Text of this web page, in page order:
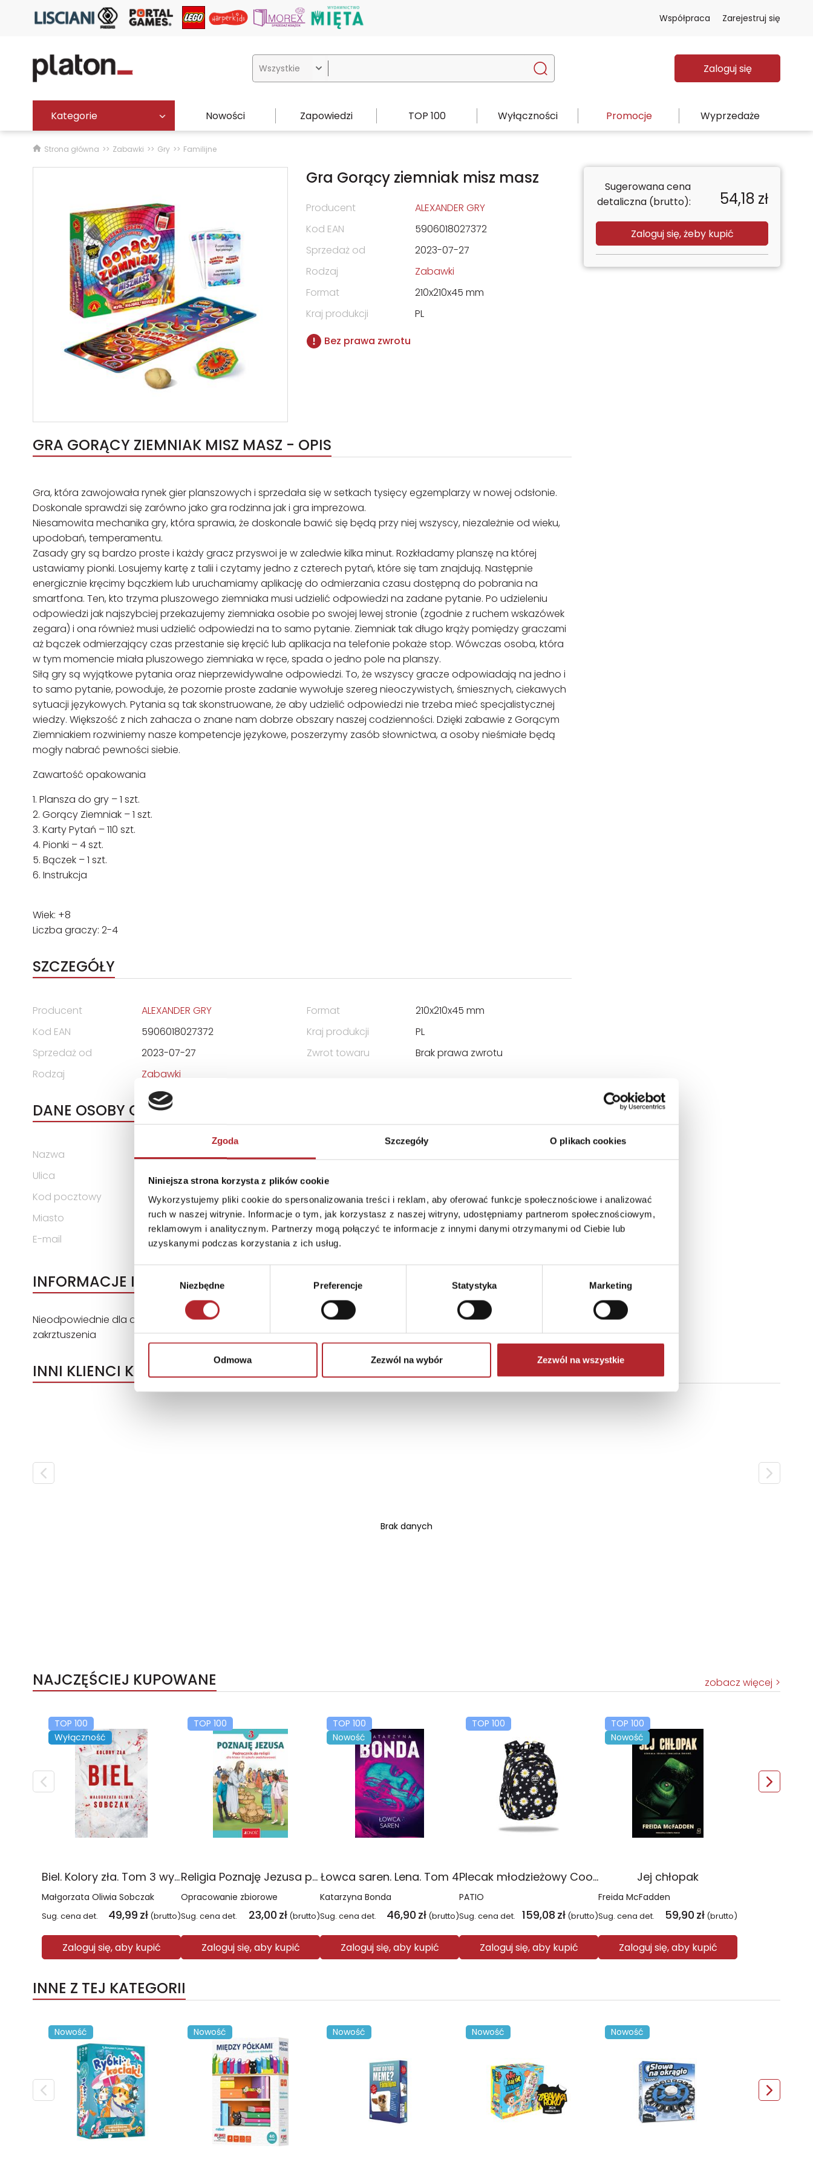
Zgoda Szczegóły O plikach cookies
Niniejsza strona korzysta z plików cookie
Wykorzystujemy pliki cookie do spersonalizowania treści i reklam, aby oferować funkcje społecznościowe i analizować
ruch w naszej witrynie. Informacje o tym, jak korzystasz z naszej witryny, udostępniamy partnerom społecznościowym,
reklamowym i analitycznym. Partnerzy mogą połączyć te informacje z innymi danymi otrzymanymi od Ciebie lub
uzyskanymi podczas korzystania z ich usług.
Niezbędne Preferencje Statystyka Marketing
Odmowa Zezwól na wybór Zezwól na wszystkie
Współpraca Zarejestruj się
 Zaloguj się
Kategorie Nowości Zapowiedzi TOP 100 Wyłączności Promocje Wyprzedaże
Strona główna Zabawki Gry Familijne
Gra Gorący ziemniak misz masz
Producent
ALEXANDER GRY
Kod EAN
5906018027372
Sprzedaż od
2023-07-27
Rodzaj
Zabawki
Format
210x210x45 mm
Kraj produkcji
PL
Bez prawa zwrotu
GRA GORĄCY ZIEMNIAK MISZ MASZ - OPIS
Gra, która zawojowała rynek gier planszowych i sprzedała się w setkach tysięcy egzemplarzy w nowej odsłonie.
Doskonale sprawdzi się zarówno jako gra rodzinna jak i gra imprezowa.
Niesamowita mechanika gry, która sprawia, że doskonale bawić się będą przy niej wszyscy, niezależnie od wieku,
upodobań, temperamentu.
Zasady gry są bardzo proste i każdy gracz przyswoi je w zaledwie kilka minut. Rozkładamy planszę na której
ustawiamy pionki. Losujemy kartę z talii i czytamy jedno z czterech pytań, które się tam znajdują. Następnie
energicznie kręcimy bączkiem lub uruchamiamy aplikację do odmierzania czasu dostępną do pobrania na
smartfona. Ten, kto trzyma pluszowego ziemniaka musi udzielić odpowiedzi na zadane pytanie. Po udzieleniu
odpowiedzi jak najszybciej przekazujemy ziemniaka osobie po swojej lewej stronie (zgodnie z ruchem wskazówek
zegara) i ona również musi udzielić odpowiedzi na to samo pytanie. Ziemniak tak długo krąży pomiędzy graczami
aż bączek odmierzający czas przestanie się kręcić lub aplikacja na telefonie pokaże stop. Wówczas osoba, która
w tym momencie miała pluszowego ziemniaka w ręce, spada o jedno pole na planszy.
Siłą gry są wyjątkowe pytania oraz nieprzewidywalne odpowiedzi. To, że wszyscy gracze odpowiadają na jedno i
to samo pytanie, powoduje, że pozornie proste zadanie wywołuje szereg nieoczywistych, śmiesznych, ciekawych
sytuacji językowych. Pytania są tak skonstruowane, że aby udzielić odpowiedzi nie trzeba mieć specjalistycznej
wiedzy. Większość z nich zahacza o znane nam dobrze obszary naszej codzienności. Dzięki zabawie z Gorącym
Ziemniakiem rozwiniemy nasze kompetencje językowe, poszerzymy zasób słownictwa, a osoby nieśmiałe będą
mogły nabrać pewności siebie.
Zawartość opakowania
1. Plansza do gry – 1 szt.
2. Gorący Ziemniak – 1 szt.
3. Karty Pytań – 110 szt.
4. Pionki – 4 szt.
5. Bączek – 1 szt.
6. Instrukcja
Wiek: +8
Liczba graczy: 2-4
SZCZEGÓŁY
Producent
ALEXANDER GRY
Kod EAN
5906018027372
Sprzedaż od
2023-07-27
Rodzaj
Zabawki
Format
210x210x45 mm
Kraj produkcji
PL
Zwrot towaru
Brak prawa zwrotu
DANE OSOBY ODPOWIEDZIALNEJ
Nazwa
Zakład Produkcyjny ALEXANDER Piotr Pundzis
Ulica
ul. Telewizyjna 19
Kod pocztowy
80-209
Miasto
Chwaszczyno
E-mail
alexander@alexander.com.pl
INFORMACJE I OSTRZEŻENIA
Nieodpowiednie dla dzieci w wieku poniżej 3 lat. Zestaw zawiera małe elementy - niebezpieczeństwo
zakrztuszenia
Sugerowana cena
detaliczna (brutto):
54,18 zł
Zaloguj się, żeby kupić
INNI KLIENCI KUPOWALI
Brak danych
NAJCZĘŚCIEJ KUPOWANE zobacz więcej
TOP 100
Wyłączność
Biel. Kolory zła. Tom 3 wyd. 2025
Małgorzata Oliwia Sobczak
Sug. cena det. 49,99 zł (brutto)
Zaloguj się, aby kupić
TOP 100
Religia Poznaję Jezusa podręcznik dla klasy 3 szkoły podstawowej
Opracowanie zbiorowe
Sug. cena det. 23,00 zł (brutto)
Zaloguj się, aby kupić
TOP 100
Nowość
Łowca saren. Lena. Tom 4
Katarzyna Bonda
Sug. cena det. 46,90 zł (brutto)
Zaloguj się, aby kupić
TOP 100
Plecak młodzieżowy Coolpack Jerry Daisy Black
PATIO
Sug. cena det. 159,08 zł (brutto)
Zaloguj się, aby kupić
TOP 100
Nowość
Jej chłopak
Freida McFadden
Sug. cena det. 59,90 zł (brutto)
Zaloguj się, aby kupić
INNE Z TEJ KATEGORII
Nowość Nowość Nowość Nowość Nowość